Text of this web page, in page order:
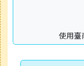
使用臺